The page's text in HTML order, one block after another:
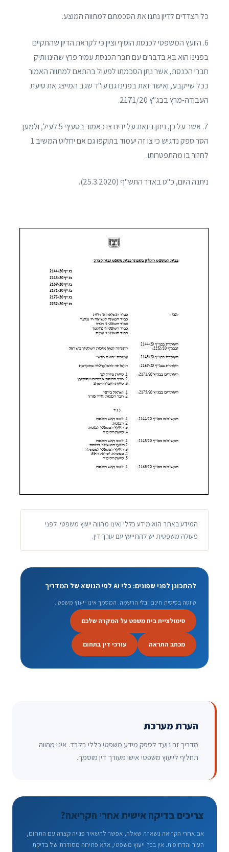
כל הצדדים לדיון נתנו את הסכמתם למתווה המוצע.
6. היועץ המשפטי לכנסת הוסיף וציין כי לקראת הדיון שהתקיים
בפנינו הוא בא בדברים עם חבר הכנסת עמיר פרץ שהינו ותיק
חברי הכנסת, אשר נתן הסכמתו לפעול בהתאם למתווה האמור
ככל שייקבע, ואישר זאת בפנינו גם עו"ד שגב המייצג את סיעת
העבודה-מרץ בבג"ץ 2171/20.
7. אשר על כן, ניתן בזאת על ידינו צו כאמור בסעיף 5 לעיל, ולמען
הסר ספק נדגיש כי צו זה יעמוד בתוקפו גם אם יחליט המשיב 1
לחזור בו מהתפטרותו.
ניתנה היום, ‏כ"ט באדר התש"ף (‏25.3.2020).
המידע באתר הוא מידע כללי ואינו מהווה ייעוץ משפטי. לפני
פעולה משפטית יש להתייעץ עם עורך דין.
להתכונן לפני שפונים: כלי AI לפי הנושא של המדריך
טיוטה בסיסית חינם ובלי הרשמה. המסמך אינו ייעוץ משפטי.
סימולציית בית משפט על המקרה שלכם
מכתב התראה עורכי דין בתחום
הערת מערכת
מדריך זה נועד לספק מידע משפטי כללי בלבד. אינו מהווה
תחליף לייעוץ משפטי אישי מעורך דין מוסמך.
צריכים בדיקה אישית אחרי הקריאה?
אם אחרי הקריאה נשארה שאלה, אפשר להשאיר פנייה קצרה עם התחום,
העיר והדחיפות. אין בכך ייעוץ משפטי, אלא פתיחה מסודרת של בדיקת